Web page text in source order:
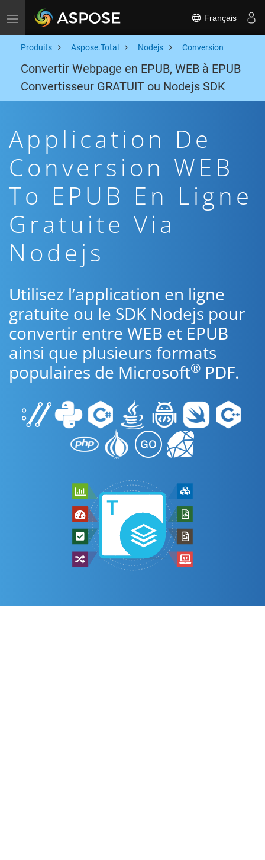
Toggle navigation Français
Produits Aspose.Total Nodejs Conversion
Convertir Webpage en EPUB, WEB à EPUB
Convertisseur GRATUIT ou Nodejs SDK
Application De
Conversion WEB
To EPUB En Ligne
Gratuite Via
Nodejs
Utilisez l’application en ligne
gratuite ou le SDK Nodejs pour
convertir entre WEB et EPUB
ainsi que plusieurs formats
populaires de Microsoft® PDF.